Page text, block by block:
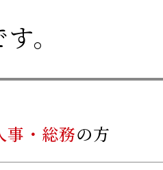
。
事・総務の方